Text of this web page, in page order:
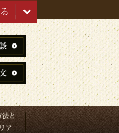
ご注文方法と配達エリア